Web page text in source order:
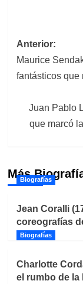
de
entradas
Anterior:
Maurice
fantásticos que
Juan Pablo
que marcó
MásBiografías
Jean Coralli
coreografías
Biografías
Charlotte
el rumbo de